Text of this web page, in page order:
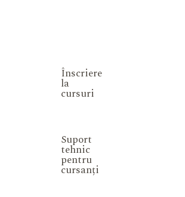
Înscriere
la
cursuri
Suport
tehnic
pentru
cursanți